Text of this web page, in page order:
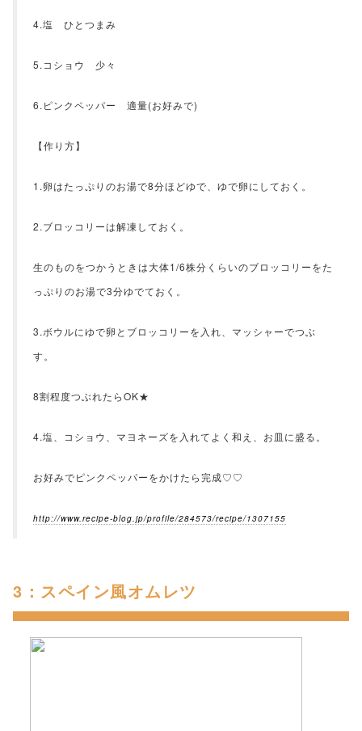
4.塩 ひとつまみ
5.コショウ 少々
6.ピンクペッパー 適量(お好みで)
【作り方】
1.卵はたっぷりのお湯で8分ほどゆで、ゆで卵にしておく。
2.ブロッコリーは解凍しておく。
生のものをつかうときは大体1/6株分くらいのブロッコリーをた
っぷりのお湯で3分ゆでておく。
3.ボウルにゆで卵とブロッコリーを入れ、マッシャーでつぶ
す。
8割程度つぶれたらOK★
4.塩、コショウ、マヨネーズを入れてよく和え、お皿に盛る。
お好みでピンクペッパーをかけたら完成♡♡
http://www.recipe-blog.jp/profile/284573/recipe/1307155
3：スペイン風オムレツ